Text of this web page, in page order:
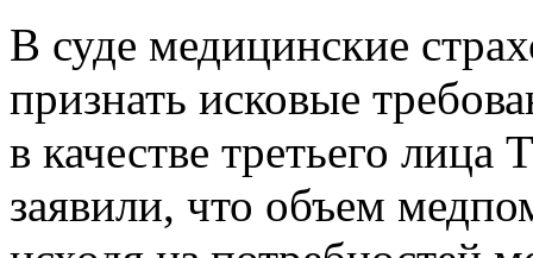
В суде медицинские
признать исковые
в качестве третьего
заявили, что объем